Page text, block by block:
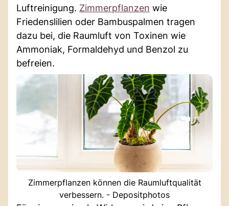
Luftreinigung. Zimmerpflanzen wie
Friedenslilien oder Bambuspalmen tragen
dazu bei, die Raumluft von Toxinen wie
Ammoniak, Formaldehyd und Benzol zu
befreien.
Zimmerpflanzen können die Raumluftqualität
verbessern. - Depositphotos